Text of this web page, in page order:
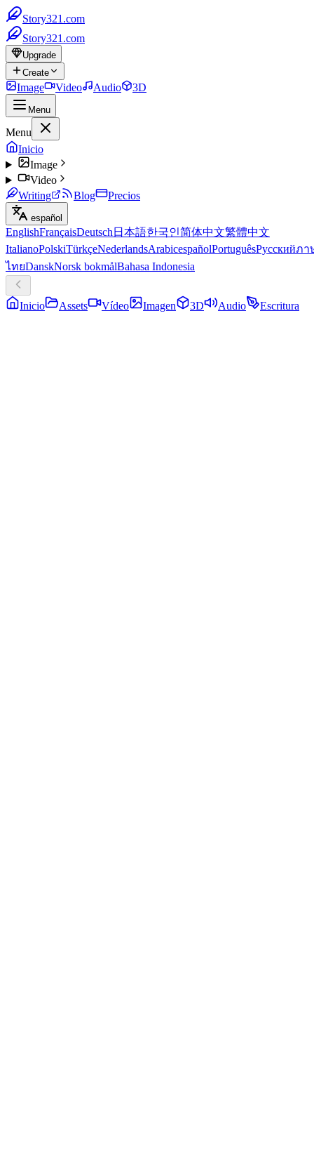
Story321.com
Story321.com
Upgrade
Create
Image Video Audio 3D
Menu
Menu
Inicio
Image
Video
Writing
Blog Precios
español
EnglishFrançaisDeutsch 日本語한국인简体中文繁體中文
ItalianoPolskiTürkçeNederlandsArabicespañolPortuguêsРусскийภา
ไทยDanskNorsk bokmålBahasa Indonesia
Inicio Assets Vídeo Imagen 3D Audio Escritura